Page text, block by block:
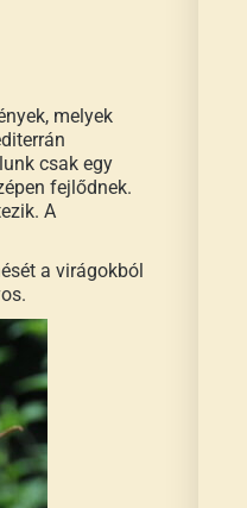
melyek
csak egy
fejlődnek.
A
a virágokból